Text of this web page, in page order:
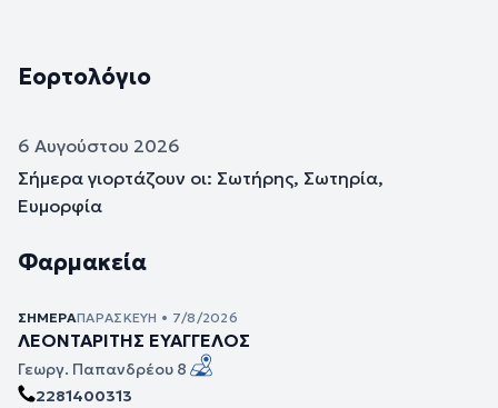
Εορτολόγιο
6 Αυγούστου 2026
Σήμερα γιορτάζουν οι: Σωτήρης, Σωτηρία,
Ευμορφία
Φαρμακεία
ΣΉΜΕΡΑΠΑΡΑΣΚΕΥΉ • 7/8/2026
ΛΕΟΝΤΑΡΙΤΗΣ ΕΥΑΓΓΕΛΟΣ
Γεωργ. Παπανδρέου 8
2281400313